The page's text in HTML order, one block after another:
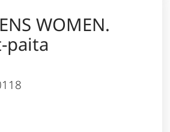
WOMEN.
paita